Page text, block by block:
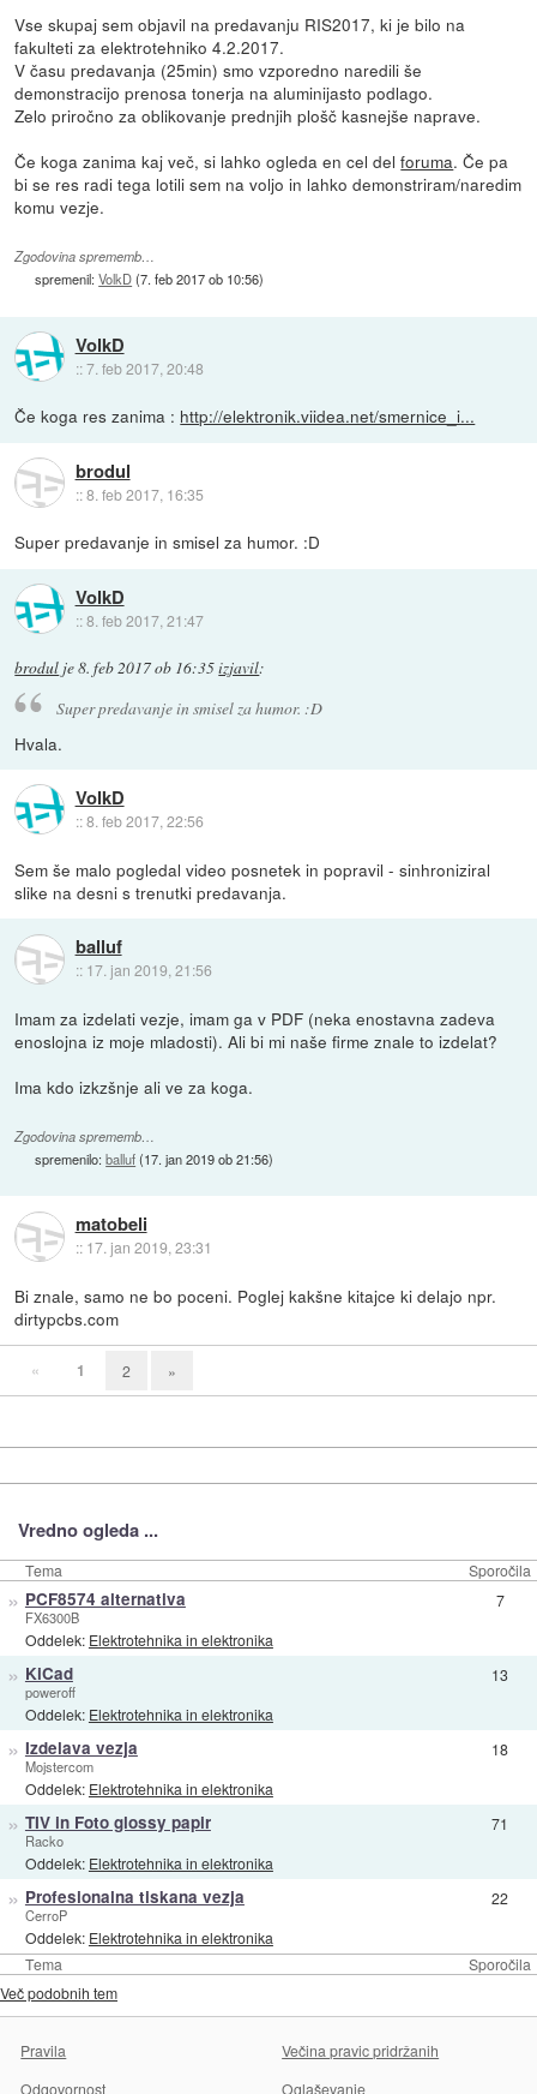
Vse skupaj sem objavil na predavanju RIS2017, ki je bilo na
fakulteti za elektrotehniko 4.2.2017.
V času predavanja (25min) smo vzporedno naredili še
demonstracijo prenosa tonerja na aluminijasto podlago.
Zelo priročno za oblikovanje prednjih plošč kasnejše naprave.
Če koga zanima kaj več, si lahko ogleda en cel delforuma. Če pa
bi se res radi tega lotili sem na voljo in lahko demonstriram/naredim
komu vezje.
Zgodovina sprememb…
spremenil:VolkD(7. feb 2017 ob 10:56)
VolkD
::7. feb 2017, 20:48
Če koga res zanima : http://elektronik.viidea.net/smernice_i...
brodul
::8. feb 2017, 16:35
Super predavanje in smisel za humor. :D
VolkD
::8. feb 2017, 21:47
brodul je8. feb 2017 ob 16:35izjavil:
Super predavanje in smisel za humor. :D
Hvala.
VolkD
::8. feb 2017, 22:56
Sem še malo pogledal video posnetek in popravil - sinhroniziral
slike na desni s trenutki predavanja.
balluf
:: 17. jan 2019, 21:56
Imam za izdelati vezje, imam ga v PDF (neka enostavna zadeva
enoslojna iz moje mladosti). Ali bi mi naše firme znale to izdelat?
Ima kdo izkzšnje ali ve za koga.
Zgodovina sprememb…
spremenilo:balluf(17. jan 2019 ob 21:56)
matobeli
:: 17. jan 2019, 23:31
Bi znale, samo ne bo poceni. Poglej kakšne kitajce ki delajo npr.
dirtypcbs.com
« 1 2 »
Vredno ogleda ...
Tema Sporočila
Tema Sporočila
» PCF8574 alternativa
FX6300B
Oddelek: Elektrotehnika in elektronika
7
» KiCad
poweroff
Oddelek: Elektrotehnika in elektronika
13
» Izdelava vezja
Mojstercom
Oddelek: Elektrotehnika in elektronika
18
» TIV in Foto glossy papir
Racko
Oddelek: Elektrotehnika in elektronika
71
» Profesionalna tiskana vezja
CerroP
Oddelek: Elektrotehnika in elektronika
22
Več podobnih tem
Pravila
Večina pravic pridržanih
Odgovornost
Oglaševanje